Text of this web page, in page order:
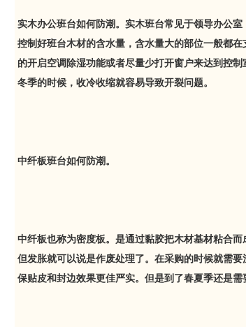
实木办公班台如何防潮。实木班台常见于领导办公
控制好班台木材的含水量，含水量大的部位一般都
的开启空调除湿功能或者尽量少打开窗户来达到控
冬季的时候，收冷收缩就容易导致开裂问题。
中纤板班台如何防潮。
中纤板也称为密度板。是通过黏胶把木材基材粘合
但发胀就可以说是作废处理了。在采购的时候就需
保贴皮和封边效果更佳严实。但是到了春夏季还是